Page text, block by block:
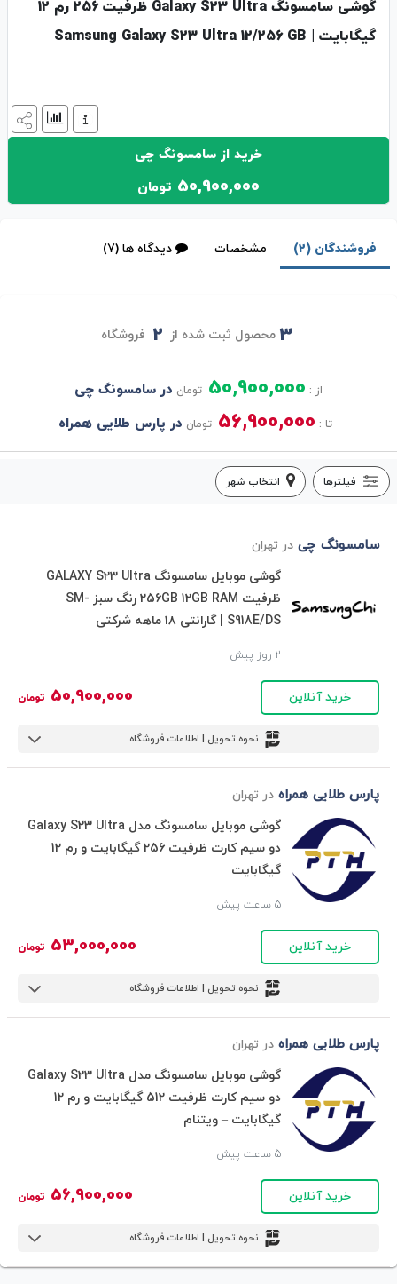
گوشی سامسونگ Galaxy S23 Ultra ظرفیت 256 رم 12
گیگابایت | Samsung Galaxy S23 Ultra 12/256 GB
خرید از سامسونگ چی
50,900,000 تومان
فروشندگان (2) مشخصات دیدگاه ها (7)
3 محصول ثبت شده از 2 فروشگاه
از : 50,900,000 تومان در سامسونگ چی
تا : 56,900,000 تومان در پارس طلایی همراه
فیلترها انتخاب شهر
سامسونگ چی در تهران
گوشی موبایل سامسونگ GALAXY S23 Ultra
ظرفیت 256GB 12GB RAM رنگ سبز SM-
S918E/DS | گارانتی ۱۸ ماهه شرکتی
2 روز پیش
خرید آنلاین 50,900,000 تومان
نحوه تحویل | اطلاعات فروشگاه
پارس طلایی همراه در تهران
گوشی موبایل سامسونگ مدل Galaxy S23 Ultra
دو سیم کارت ظرفیت 256 گیگابایت و رم 12
گیگابایت
5 ساعت پیش
خرید آنلاین 53,000,000 تومان
نحوه تحویل | اطلاعات فروشگاه
پارس طلایی همراه در تهران
گوشی موبایل سامسونگ مدل Galaxy S23 Ultra
دو سیم کارت ظرفیت 512 گیگابایت و رم 12
گیگابایت – ویتنام
5 ساعت پیش
خرید آنلاین 56,900,000 تومان
نحوه تحویل | اطلاعات فروشگاه